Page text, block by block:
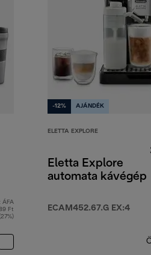
ár 449 990 Ft
ÁFA
Ft
-12% AJÁNDÉK
ELETTA EXPLORE
Eletta Explore
automata kávégép
ECAM452.67.G EX:4